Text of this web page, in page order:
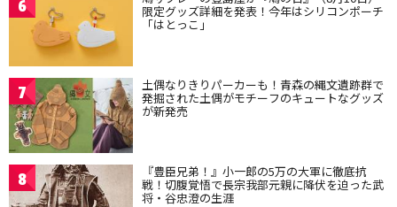
6 限定グッズ詳細を発表！今年はシリコンポーチ
「はとっこ」
7 土偶なりきりパーカーも！青森の縄文遺跡群で
発掘された土偶がモチーフのキュートなグッズ
が新発売
8 『豊臣兄弟！』小一郎の5万の大軍に徹底抗
戦！切腹覚悟で長宗我部元親に降伏を迫った武
将・谷忠澄の生涯